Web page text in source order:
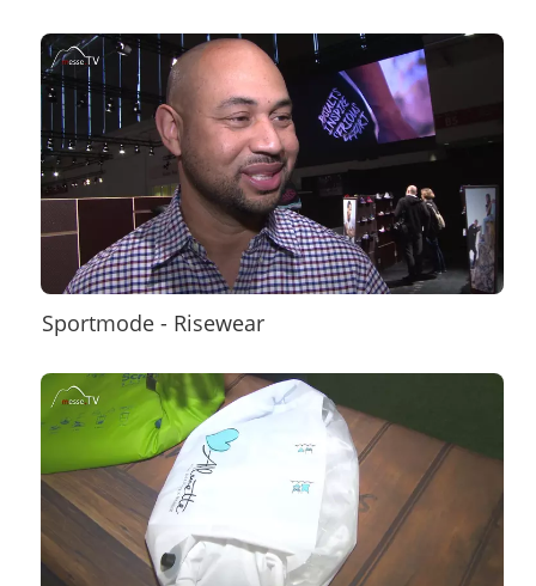
Sportmode - Risewear